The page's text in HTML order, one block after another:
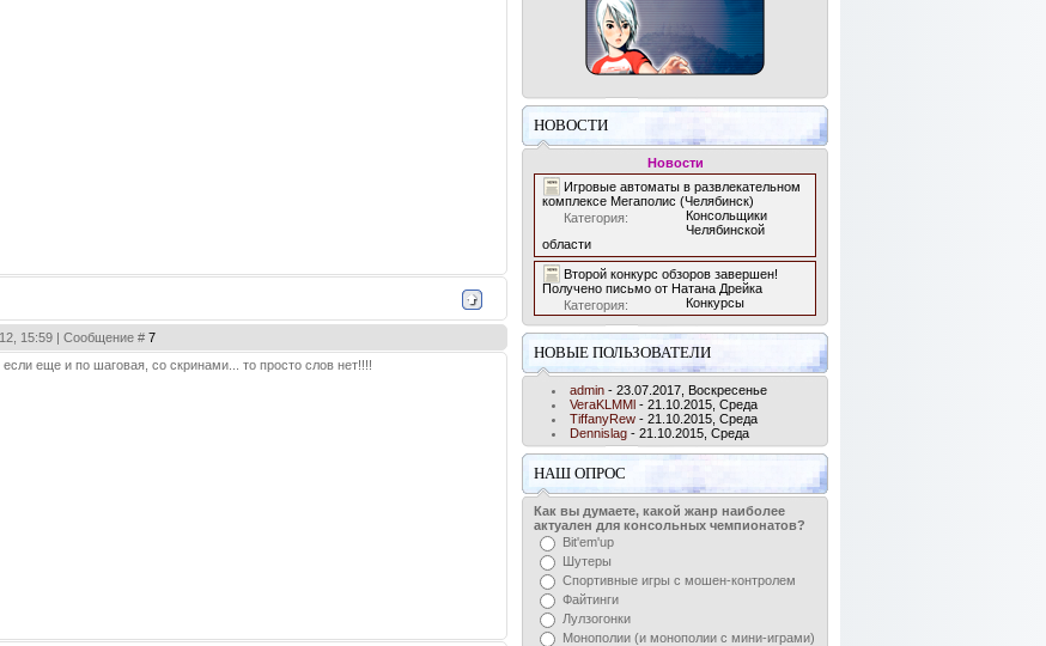
15:59 | Сообщение # 7
еще и по шаговая, со скринами... то просто слов нет!!!!
НОВОСТИ
Новости
Игровые автоматы в развлекательном
комплексе Мегаполис (Челябинск)
Категория:
Консольщики
Челябинской
области
Второй конкурс обзоров завершен!
Получено письмо от Натана Дрейка
Категория:
Конкурсы
НОВЫЕ ПОЛЬЗОВАТЕЛИ
admin - 23.07.2017, Воскресенье
VeraKLMMl - 21.10.2015, Среда
TiffanyRew - 21.10.2015, Среда
Dennislag - 21.10.2015, Среда
НАШ ОПРОС
Как вы думаете, какой жанр наиболее
актуален для консольных чемпионатов?
Bit'em'up
Шутеры
Спортивные игры с мошен-контролем
Файтинги
Лулзогонки
Монополии (и монополии с мини-играми)